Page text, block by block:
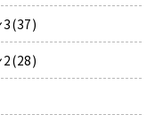
3(37)
2(28)